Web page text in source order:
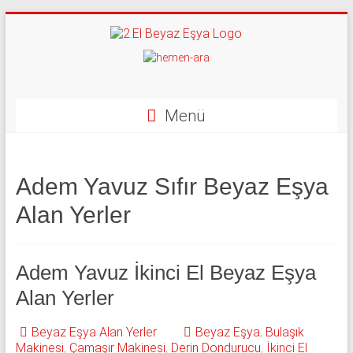
Alan
Yerler
0
543
592
Menü
Adem Yavuz Sıfır Beyaz Eşya
Alan Yerler
Adem Yavuz İkinci El Beyaz Eşya
Alan Yerler
Beyaz Eşya Alan Yerler Beyaz Eşya, Bulaşık
Makinesi, Çamaşır Makinesi, Derin Dondurucu, İkinci El